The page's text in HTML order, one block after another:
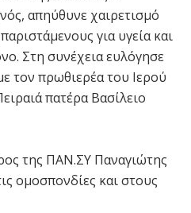
απηύθυνε χαιρετισμό
για υγεία και
Στη συνέχεια ευλόγησε
τον πρωθιερέα του Ιερού
πατέρα Βασίλειο
της ΠΑΝ.ΣΥ Παναγιώτης
ομοσπονδίες και στους